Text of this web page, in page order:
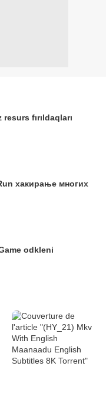
fırıldaqları
хакирање многих
odkleni